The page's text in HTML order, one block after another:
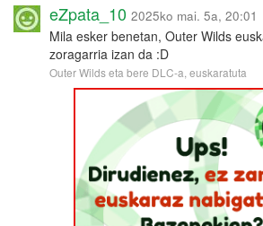
eZpata_10 2025ko mai. 5a, 20:01
Mila esker benetan, Outer Wilds
zoragarria izan da :D
Outer Wilds eta bere DLC-a, euskaratuta